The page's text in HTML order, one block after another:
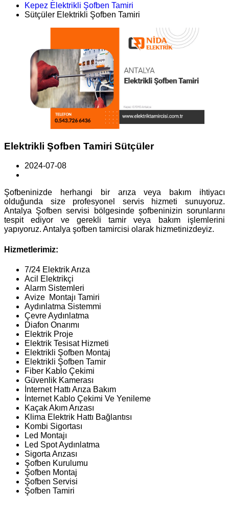
Kepez Elektrikli Şofben Tamiri
Sütçüler Elektrikli Şofben Tamiri
Elektrikli Şofben Tamiri Sütçüler
2024-07-08
Şofbeninizde herhangi bir arıza veya bakım ihtiyacı
olduğunda size profesyonel servis hizmeti sunuyoruz.
Antalya Şofben servisi bölgesinde şofbeninizin sorunlarını
tespit ediyor ve gerekli tamir veya bakım işlemlerini
yapıyoruz. Antalya şofben tamircisi olarak hizmetinizdeyiz.
Hizmetlerimiz:
7/24 Elektrik Arıza
Acil Elektrikçi
Alarm Sistemleri
Avize Montajı Tamiri
Aydınlatma Sistemmi
Çevre Aydınlatma
Diafon Onarımı
Elektrik Proje
Elektrik Tesisat Hizmeti
Elektrikli Şofben Montaj
Elektrikli Şofben Tamir
Fiber Kablo Çekimi
Güvenlik Kamerası
İnternet Hattı Arıza Bakım
İnternet Kablo Çekimi Ve Yenileme
Kaçak Akım Arızası
Klima Elektrik Hattı Bağlantısı
Kombi Sigortası
Led Montajı
Led Spot Aydınlatma
Sigorta Arızası
Şofben Kurulumu
Şofben Montaj
Şofben Servisi
Şofben Tamiri